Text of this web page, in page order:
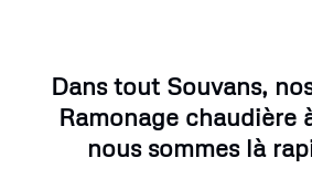
Dans tout Souvans,
Ramonage chaudière
nous sommes là